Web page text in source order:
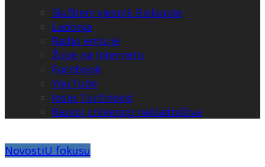
Službeni vjesnik Biskupije
Ladonja
Radio emisije
Župe na Internetu
Facebook
YouTube
Josip Turčinović
Razvoj crkvenog nakladništva
NovostiU fokusu